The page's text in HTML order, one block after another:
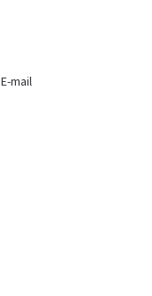
E-mail